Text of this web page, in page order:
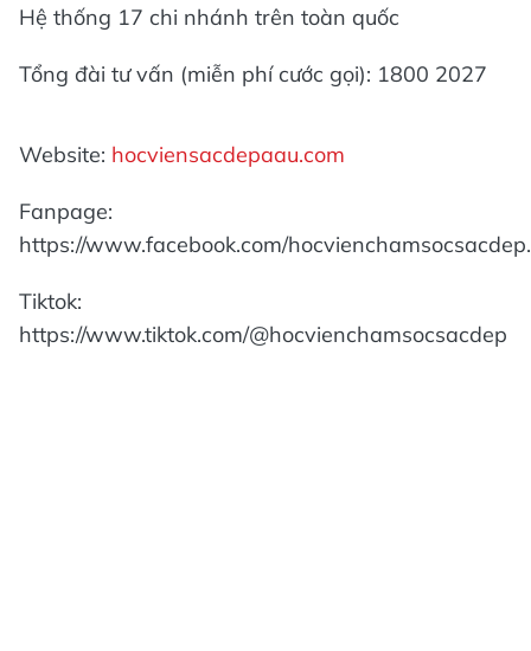
Hệ thống 17 chi nhánh trên toàn quốc
Tổng đài tư vấn (miễn phí cước gọi): 1800 2027
Website: hocviensacdepaau.com
Fanpage:
https://www.facebook.com/
Tiktok:
https://www.tiktok.com/@hocvienchamsocsacdep